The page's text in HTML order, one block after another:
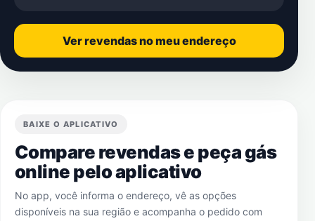
Ver revendas no meu endereço
BAIXE O APLICATIVO
Compare revendas e peça gás
online pelo aplicativo
No app, você informa o endereço, vê as opções
disponíveis na sua região e acompanha o pedido com